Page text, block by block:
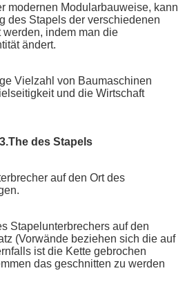
modernen Modularbauweise, kann
des Stapels der verschiedenen
indem man die
ändert.
Vielzahl von Baumaschinen
und die Wirtschaft
des Stapels
auf den Ort des
Stapelunterbrechers auf den
(Vorwände beziehen sich die auf
ist die Kette gebrochen
das geschnitten zu werden